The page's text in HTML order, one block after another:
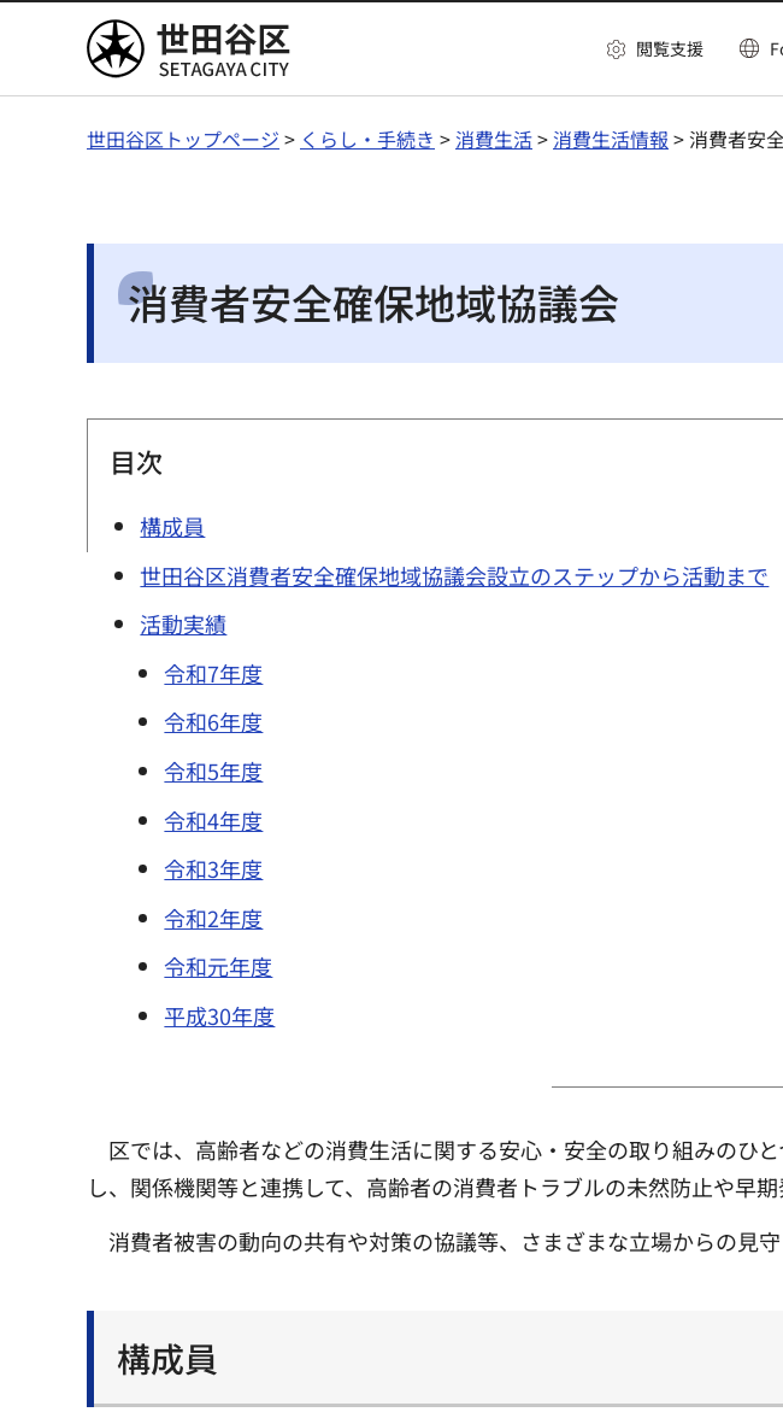
世田谷区 閲覧支援
世田谷区トップページ > くらし・手続き >消費生活>消費生活情報 > 消費者安
消費者安全確保地域協議会
目次
構成員
世田谷区消費者安全確保地域協議会設立のステップから活動まで
活動実績
令和7年度
令和6年度
令和5年度
令和4年度
令和3年度
令和2年度
令和元年度
平成30年度
区では、高齢者などの消費生活に関する安心・安全の取り組みのひ
し、関係機関等と連携して、高齢者の消費者トラブルの未然防止や早期
消費者被害の動向の共有や対策の協議等、さまざまな立場からの見守
構成員